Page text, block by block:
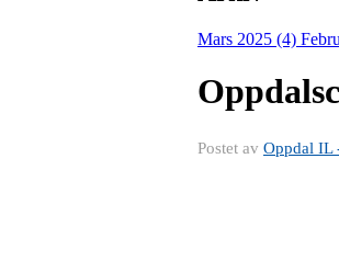
Mars 2025 (4)
Postet av Oppdal IL